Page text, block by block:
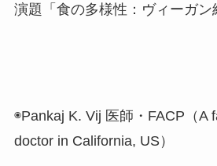
演題「食の多様性：ヴィーガン
◉Pankaj K. Vij 医師・FACP（A
doctor in California, US）